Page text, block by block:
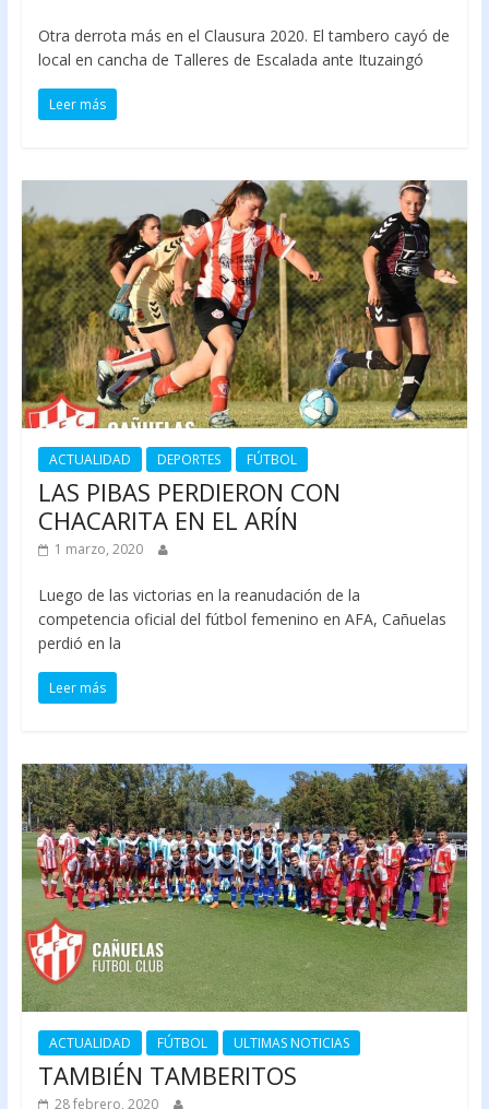
Otra derrota más en el Clausura 2020. El tambero cayó de
local en cancha de Talleres de Escalada ante Ituzaingó
Leer más
ACTUALIDAD DEPORTES FÚTBOL
LAS PIBAS PERDIERON CON
CHACARITA EN EL ARÍN
1 marzo, 2020
Luego de las victorias en la reanudación de la
competencia oficial del fútbol femenino en AFA, Cañuelas
perdió en la
Leer más
ACTUALIDAD FÚTBOL ULTIMAS NOTICIAS
TAMBIÉN TAMBERITOS
28 febrero, 2020